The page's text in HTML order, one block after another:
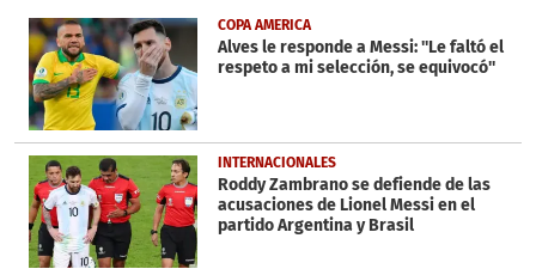
30
seconds
COPA AMERICA
Alves le responde a Messi: ''Le faltó el
respeto a mi selección, se equivocó''
INTERNACIONALES
Roddy Zambrano se defiende de las
acusaciones de Lionel Messi en el
partido Argentina y Brasil